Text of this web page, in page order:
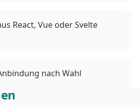
React, Vue oder Svelte
nach Wahl